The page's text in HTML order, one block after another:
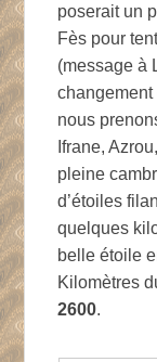
poserait un
Fès pour
(message à
changement
nous
Ifrane,
pleine
d’étoiles
quelques
belle étoile
Kilomètres
2600.